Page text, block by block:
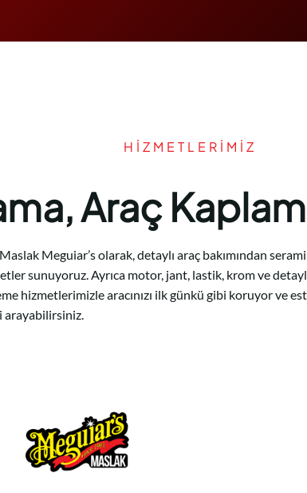
HIZMETLERIMIZ
Araç
Meguiar’s olarak, detaylı araç bakımından
sunuyoruz. Ayrıca motor, jant, lastik, krom ve
hizmetlerimizle aracınızı ilk günkü gibi koruyor ve
arayabilirsiniz.